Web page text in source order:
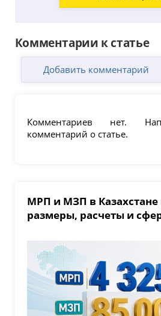
Комментарии к статье
Добавить комментарий
Комментариев нет.
комментарий о статье.
МРП и МЗП в Казахстане
размеры, расчеты и